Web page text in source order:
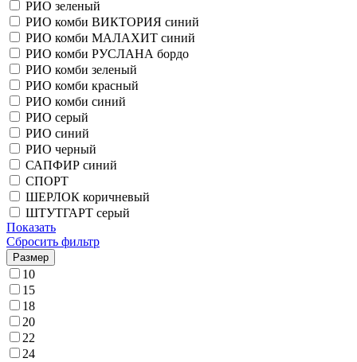
РИО зеленый
РИО комби ВИКТОРИЯ синий
РИО комби МАЛАХИТ синий
РИО комби РУСЛАНА бордо
РИО комби зеленый
РИО комби красный
РИО комби синий
РИО серый
РИО синий
РИО черный
САПФИР синий
СПОРТ
ШЕРЛОК коричневый
ШТУТГАРТ серый
Показать
Сбросить фильтр
Размер
10
15
18
20
22
24